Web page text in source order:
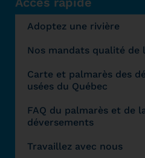
Adoptez une rivière
Nos mandats qualité de
Carte et palmarès des
usées du Québec
FAQ du palmarès et de
déversements
Travaillez avec nous